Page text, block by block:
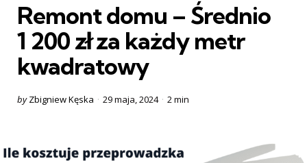
Remont domu – Średnio
1 200 zł za każdy metr
kwadratowy
Posted
by Zbigniew Kęska 29 maja, 2024 2 min